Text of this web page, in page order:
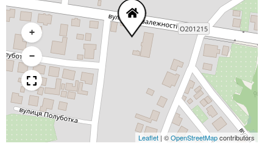
+
−
Leaflet | ©OpenStreetMapcontributors